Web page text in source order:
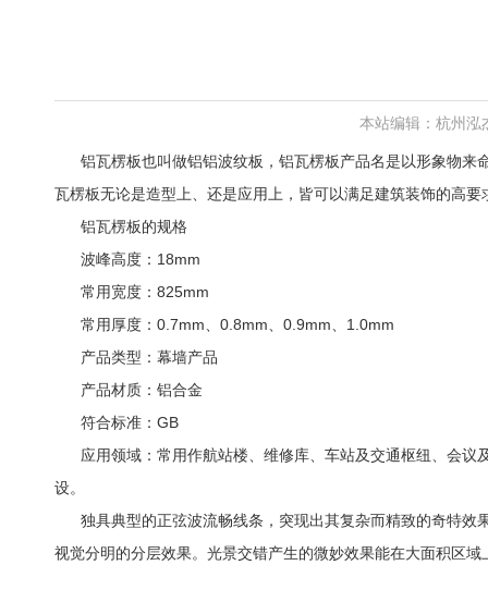
本站编辑：杭州泓
铝瓦楞板也叫做铝铝波纹板，铝瓦楞板产品名是以形象物
瓦楞板无论是造型上、还是应用上，皆可以满足建筑装饰的高
铝瓦楞板的规格
波峰高度：18mm
常用宽度：825mm
常用厚度：0.7mm、0.8mm、0.9mm、1.0mm
产品类型：幕墙产品
产品材质：铝合金
符合标准：GB
应用领域：常用作航站楼、维修库、车站及交通枢纽、会
设。
独具典型的正弦波流畅线条，突现出其复杂而精致的奇特
视觉分明的分层效果。光景交错产生的微妙效果能在大面积区